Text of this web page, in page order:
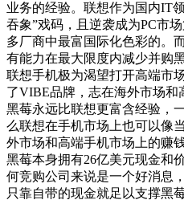
业务的经验。联想作为国内IT
吞象”戏码，且逆袭成为PC市
多厂商中最富国际化色彩的。
有能力在最大限度内减少并购
联想手机极为渴望打开高端市
了VIBE品牌，志在海外市场
黑莓永远比联想更富含经验，
么联想在手机市场上也可以像
外市场和高端手机市场上的赚钱
黑莓本身拥有26亿美元现金和
何竞购公司来说是一个好消息
只靠自带的现金就足以支撑黑